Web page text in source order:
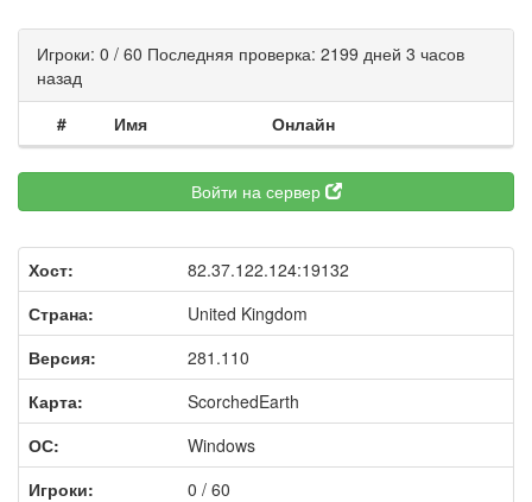
Игроки: 0 / 60 Последняя проверка: 2199 дней 3 часов
назад
#
Имя Онлайн
Войти на сервер
Хост:
82.37.122.124:19132
Страна:
United Kingdom
Версия:
281.110
Карта:
ScorchedEarth
ОС:
Windows
Игроки:
0 / 60